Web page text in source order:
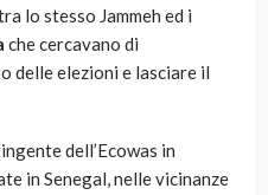
lo stesso Jammeh ed i
che cercavano di
delle elezioni e lasciare il
dell’Ecowas in
in Senegal, nelle vicinanze